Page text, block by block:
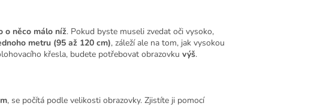
o něco málo níž. Pokud byste museli zvedat oči vysoko,
metru (95 až 120 cm), záleží ale na tom, jak vysokou
křesla, budete potřebovat obrazovku výš.
, se počítá podle velikosti obrazovky. Zjistíte ji pomocí